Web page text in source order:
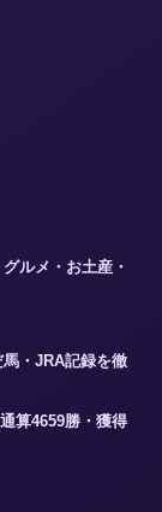
ルメ・お土産・
馬・JRA記録を徹
算4659勝・獲得